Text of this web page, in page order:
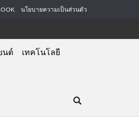
นโยบายความเป็นส่วนตัว
นต์ เทคโนโลยี
งลดโลกร้อน จาก(อบก.)